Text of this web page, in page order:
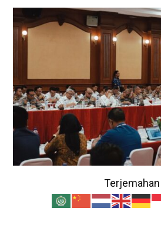
Terjemahan